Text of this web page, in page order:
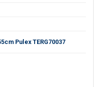
Pulex TERG70037